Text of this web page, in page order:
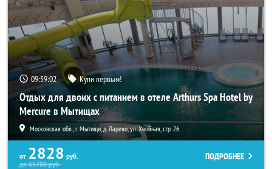
09:59:01 Купи первым!
Отдых для двоих с питанием в отеле Arthurs Spa Hotel by
Mercure в Мытищах
Московская обл., г. Мытищи, д. Ларево, ул. Хвойная, стр. 26
от 2828 руб.
до65700руб.
ПОДРОБНЕЕ